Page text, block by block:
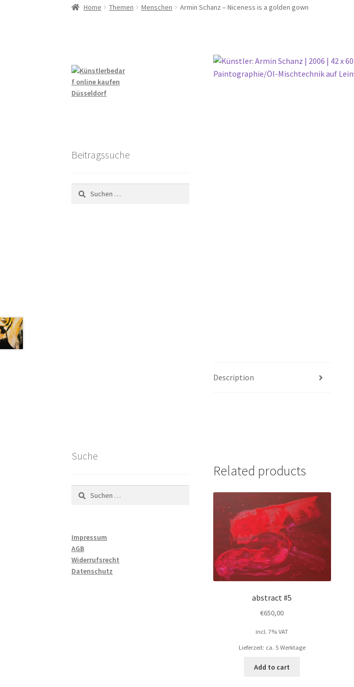
Home Themen Menschen Armin Schanz – Niceness is a golden gown
Description
Related products
abstract #5
€650,00
incl. 7% VAT
Lieferzeit: ca. 5 Werktage
Add to cart
Beitragssuche
Suchen
nach:
Suche
Suchen
nach:
Impressum
AGB
Widerrufsrecht
Datenschutz